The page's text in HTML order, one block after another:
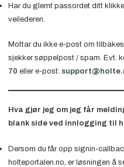
Har du glemt passordet ditt
veilederen.
Mottar du ikke e-post om
sjekker søppelpost / spam. Evt.
70 eller e-post:
Hva gjør jeg om jeg får
blank side ved innlogging til
Dersom du får opp signin-
holteportalen.no, er løsningen å